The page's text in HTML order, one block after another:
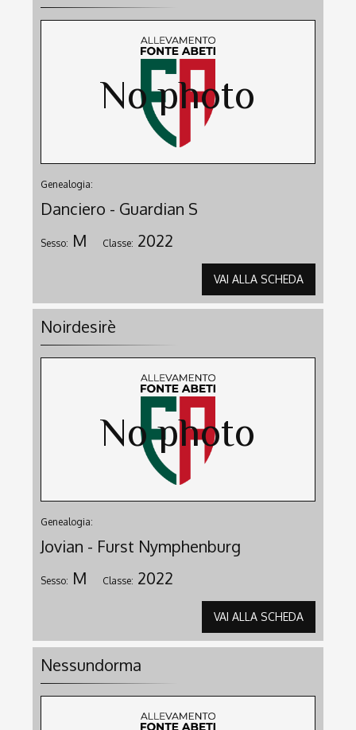
Genealogia:
Danciero - Guardian S
Sesso: M Classe: 2022
VAI ALLA SCHEDA
Noirdesirè
Genealogia:
Jovian - Furst Nymphenburg
Sesso: M Classe: 2022
VAI ALLA SCHEDA
Nessundorma